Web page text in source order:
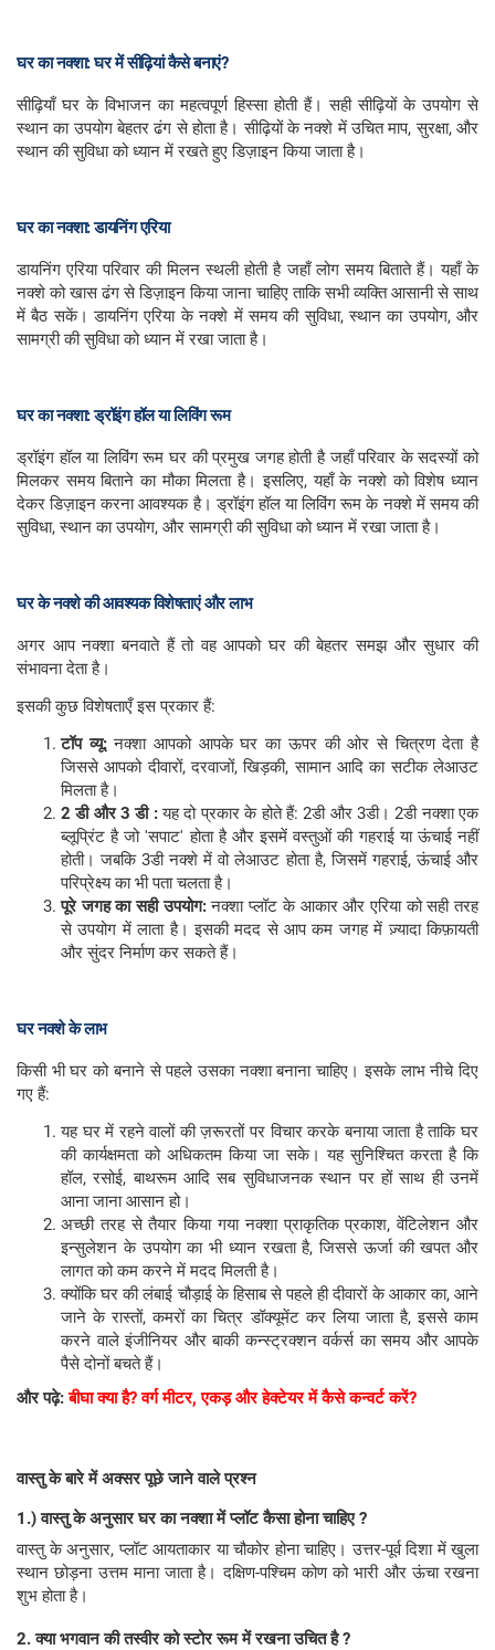
घर का नक्शा: घर में सीढ़ियां कैसे बनाएं?
सीढ़ियाँ घर के विभाजन का महत्वपूर्ण हिस्सा होती हैं। सही सीढ़ियों के उपयोग से
स्थान का उपयोग बेहतर ढंग से होता है। सीढ़ियों के नक्शे में उचित माप, सुरक्षा, और
स्थान की सुविधा को ध्यान में रखते हुए डिज़ाइन किया जाता है।
घर का नक्शा: डायनिंग एरिया
डायनिंग एरिया परिवार की मिलन स्थली होती है जहाँ लोग समय बिताते हैं। यहाँ के
नक्शे को खास ढंग से डिज़ाइन किया जाना चाहिए ताकि सभी व्यक्ति आसानी से साथ
में बैठ सकें। डायनिंग एरिया के नक्शे में समय की सुविधा, स्थान का उपयोग, और
सामग्री की सुविधा को ध्यान में रखा जाता है।
घर का नक्शा: ड्रॉइंग हॉल या लिविंग रूम
ड्रॉइंग हॉल या लिविंग रूम घर की प्रमुख जगह होती है जहाँ परिवार के सदस्यों को
मिलकर समय बिताने का मौका मिलता है। इसलिए, यहाँ के नक्शे को विशेष ध्यान
देकर डिज़ाइन करना आवश्यक है। ड्रॉइंग हॉल या लिविंग रूम के नक्शे में समय की
सुविधा, स्थान का उपयोग, और सामग्री की सुविधा को ध्यान में रखा जाता है।
घर के नक्शे की आवश्यक विशेषताएं और लाभ
अगर आप नक्शा बनवाते हैं तो वह आपको घर की बेहतर समझ और सुधार की
संभावना देता है।
इसकी कुछ विशेषताएँ इस प्रकार हैं:
टॉप व्यू:नक्शा आपको आपके घर का ऊपर की ओर से चित्रण देता है
जिससे आपको दीवारों, दरवाजों, खिड़की, सामान आदि का सटीक लेआउट
मिलता है।
2 डी और 3 डी :यह दो प्रकार के होते हैं: 2डी और 3डी। 2डी नक्शा एक
ब्लूप्रिंट है जो 'सपाट' होता है और इसमें वस्तुओं की गहराई या ऊंचाई नहीं
होती। जबकि 3डी नक्शे में वो लेआउट होता है, जिसमें गहराई, ऊंचाई और
परिप्रेक्ष्य का भी पता चलता है।
पूरे जगह का सही उपयोग:नक्शा प्लॉट के आकार और एरिया को सही तरह
से उपयोग में लाता है। इसकी मदद से आप कम जगह में ज़्यादा किफ़ायती
और सुंदर निर्माण कर सकते हैं।
घर नक्शे के लाभ
किसी भी घर को बनाने से पहले उसका नक्शा बनाना चाहिए। इसके लाभ नीचे दिए
गए हैं:
यह घर में रहने वालों की ज़रूरतों पर विचार करके बनाया जाता है ताकि घर
की कार्यक्षमता को अधिकतम किया जा सके। यह सुनिश्चित करता है कि
हॉल, रसोई, बाथरूम आदि सब सुविधाजनक स्थान पर हों साथ ही उनमें
आना जाना आसान हो।
अच्छी तरह से तैयार किया गया नक्शा प्राकृतिक प्रकाश, वेंटिलेशन और
इन्सुलेशन के उपयोग का भी ध्यान रखता है, जिससे ऊर्जा की खपत और
लागत को कम करने में मदद मिलती है।
क्योंकि घर की लंबाई चौड़ाई के हिसाब से पहले ही दीवारों के आकार का, आने
जाने के रास्तों, कमरों का चित्र डॉक्यूमेंट कर लिया जाता है, इससे काम
करने वाले इंजीनियर और बाकी कन्स्ट्रक्शन वर्कर्स का समय और आपके
पैसे दोनों बचते हैं।
और पढ़े:बीघा क्या है? वर्ग मीटर, एकड़ और हेक्टेयर में कैसे कन्वर्ट करें?
वास्तु के बारे में अक्सर पूछे जाने वाले प्रश्न
1.) वास्तु के अनुसार घर का नक्शा में प्लॉट कैसा होना चाहिए ?
वास्तु के अनुसार, प्लॉट आयताकार या चौकोर होना चाहिए। उत्तर-पूर्व दिशा में खुला
स्थान छोड़ना उत्तम माना जाता है। दक्षिण-पश्चिम कोण को भारी और ऊंचा रखना
शुभ होता है।
2. क्या भगवान की तस्वीर को स्टोर रूम में रखना उचित है ?